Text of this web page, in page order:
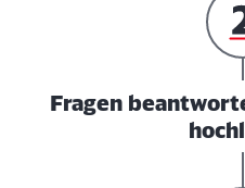
Fragen